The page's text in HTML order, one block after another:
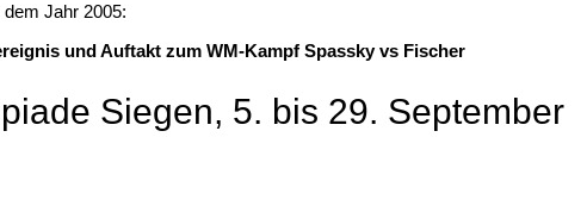
Jahr 2005:
und Auftakt zum WM-Kampf Spassky vs Fischer
Siegen, 5. bis 29. September